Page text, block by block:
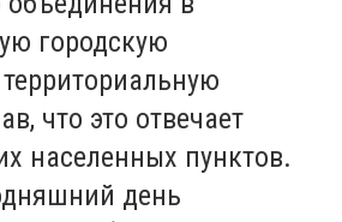
городскую
что это отвечает
населенных пунктов.
день